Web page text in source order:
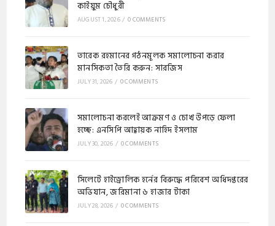
কাইয়ুম চৌধুরী
AUGUST 1, 2026/ 0 COMMENTS
​​তারেক রহমানের গঠনমূলক সমালোচনা করার
মানসিকতা তৈরি করুন: সারজিস
JULY 31, 2026 / 0 COMMENTS
সমালোচনা করলেই আক্রমণ ও চোখ উপড়ে ফেলা
হচ্ছে: এনসিপি আহ্বায়ক নাহিদ ইসলাম
JULY 30, 2026 / 0 COMMENTS
​সিলেটে হাইড্রোলিক হর্নের বিরুদ্ধে পরিবেশ অধিদপ্তরের
অভিযান, জরিমানা ৬ হাজার টাকা
JULY 28, 2026 / 0 COMMENTS